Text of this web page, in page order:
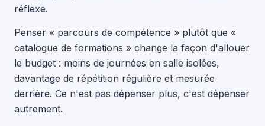
réflexe.
Penser « parcours de compétence » plutôt que «
catalogue de formations » change la façon d'allouer
le budget : moins de journées en salle isolées,
davantage de répétition régulière et mesurée
derrière. Ce n'est pas dépenser plus, c'est dépenser
autrement.